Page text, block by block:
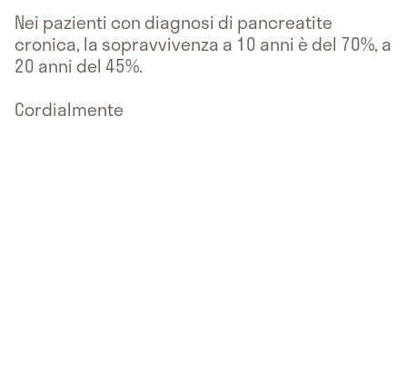
Nei pazienti con diagnosi di pancreatite
cronica, la sopravvivenza a 10 anni è del 70%, a
20 anni del 45%.
Cordialmente